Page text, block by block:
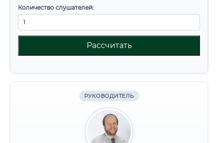
Количество слушателей:
Рассчитать
РУКОВОДИТЕЛЬ